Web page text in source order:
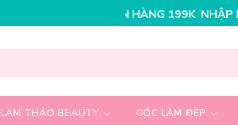
NHẬP MÃ T08FS25K -
LAM THẢO BEAUTY GÓC LÀM ĐẸP